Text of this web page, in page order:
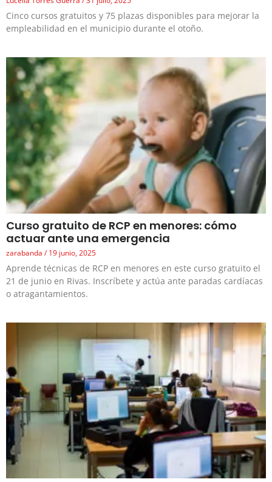
Cinco cursos gratuitos y 75 plazas disponibles para mejorar la
empleabilidad en el municipio durante el otoño.
Curso gratuito de RCP en menores: cómo
actuar ante una emergencia
zarabanda 19 junio, 2025
Aprende técnicas de RCP en menores en este curso gratuito el
21 de junio en Rivas. Inscríbete y actúa ante paradas cardíacas
o atragantamientos.